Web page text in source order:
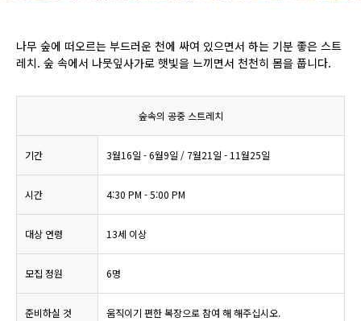
나무 숲에 떠오르는 부드러운 천에 싸여 있으면서 하는 기분 좋은 스트
레치. 숲 속에서 나뭇잎사가로 햇빛을 느끼면서 천천히 몸을 풉니다.
숲속의 공중 스트레치
기간 3월16일 - 6월9일 / 7월21일 - 11월25일
시간 4:30 PM - 5:00 PM
대상 연령 13세 이상
모집 정원 6명
준비하실 것 움직이기 편한 복장으로 참여 해 해주십시오.